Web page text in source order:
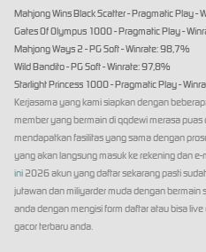
Mahjong Wins Black Scatter - Pragmatic Play -
Gates Of Olympus 1000 - Pragmatic Play -
Mahjong Ways 2 - PG Soft - Winrate: 98,7%
Wild Bandito - PG Soft - Winrate: 97,8%
Starlight Princess 1000 - Pragmatic Play -
Kerjasama yang kami siapkan dengan
member yang bermain di qqdewi merasa
mendapatkan fasilitas yang sama dengan
yang akan langsung masuk ke rekening dan
ini 2026 akun yang daftar sekarang pasti
jutawan dan miliyarder muda dengan bermain
anda dengan mengisi form daftar atau bisa
gacor terbaru anda.